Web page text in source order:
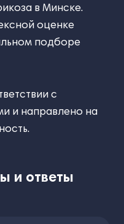
в Минске.
оценке
подборе
с
и направлено на
и ответы